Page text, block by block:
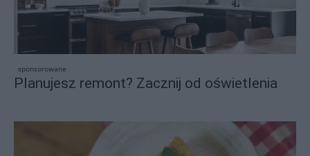
sponsorowane
Planujesz remont? Zacznij od oświetlenia